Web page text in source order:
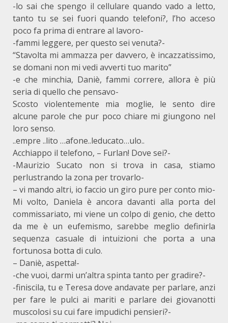
-lo sai che spengo il cellulare quando vado a letto,
tanto tu se sei fuori quando telefoni?, l’ho acceso
poco fa prima di entrare al lavoro-
-fammi leggere, per questo sei venuta?-
“Stavolta mi ammazza per davvero, è incazzatissimo,
se domani non mi vedi avverti tuo marito”
-e che minchia, Daniè, fammi correre, allora è più
seria di quello che pensavo-
Scosto violentemente mia moglie, le sento dire
alcune parole che pur poco chiare mi giungono nel
loro senso.
..empre ..lito …afone..leducato…ulo..
Acchiappo il telefono, – Furlan! Dove sei?-
-Maurizio Sucato non si trova in casa, stiamo
perlustrando la zona per trovarlo-
– vi mando altri, io faccio un giro pure per conto mio-
Mi volto, Daniela è ancora davanti alla porta del
commissariato, mi viene un colpo di genio, che detto
da me è un eufemismo, sarebbe meglio definirla
sequenza casuale di intuizioni che porta a una
fortunosa botta di culo.
– Daniè, aspetta!-
-che vuoi, darmi un’altra spinta tanto per gradire?-
-finiscila, tu e Teresa dove andavate per parlare, anzi
per fare le pulci ai mariti e parlare dei giovanotti
muscolosi su cui fare impudichi pensieri?-